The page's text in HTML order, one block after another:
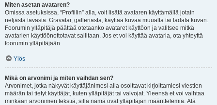
Miten asetan avataren?
Omissa asetuksissa, “Profiilin” alla, voit lisätä avataren käyttämällä jotain
neljästä tavasta: Gravatar, galleriasta, käyttää kuvaa muualta tai ladata kuvan.
Foorumin ylläpitäjä päättää otetaanko avataret käyttöön ja valitsee mitkä
avatarien käyttöönottotavat sallitaan. Jos et voi käyttää avataria, ota yhteyttä
foorumin ylläpitäjään.
Ylös
Mikä on arvonimi ja miten vaihdan sen?
Arvonimet, jotka näkyvät käyttäjänimesi alla osoittavat kirjoittamiesi viestien
määrän tai tietyt käyttäjät, kuten ylläpitäjät tai valvojat. Yleensä et voi vaihtaa
minkään arvonimen tekstiä, sillä nämä ovat ylläpitäjän määrittelemiä. Älä